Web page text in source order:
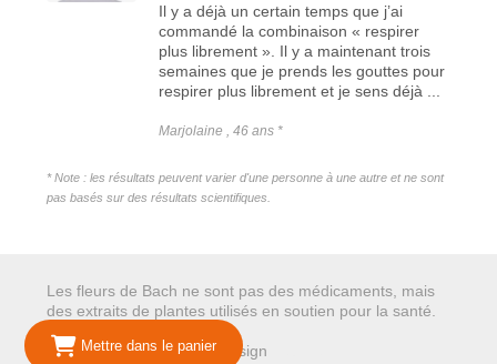
Mettre dans le panier
Il y a déjà un certain temps que j’ai
commandé la combinaison « respirer
plus librement ». Il y a maintenant trois
semaines que je prends les gouttes pour
respirer plus librement et je sens déjà ...
Marjolaine , 46 ans *
* Note : les résultats peuvent varier d'une personne à une autre et ne sont
pas basés sur des résultats scientifiques.
Les fleurs de Bach ne sont pas des médicaments, mais
des extraits de plantes utilisés en soutien pour la santé.
© 2026 Mariepure - Webdesign